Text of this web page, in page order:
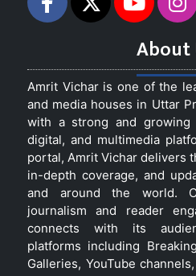
About
Amrit Vichar is one of the
and media houses in Uttar
with a strong and growing
digital, and multimedia
portal, Amrit Vichar delivers
in-depth coverage, and
and around the world.
journalism and reader
connects with its
platforms including
Galleries, YouTube